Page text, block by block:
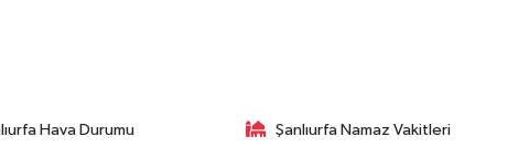
Hava Durumu Şanlıurfa Namaz Vakitleri